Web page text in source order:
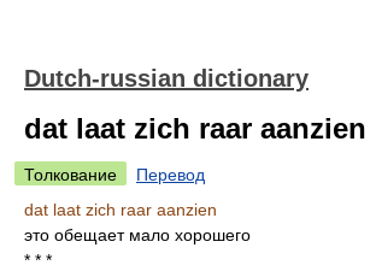
Dutch-russian dictionary
dat laat zich raar aanzien
Толкование
Перевод
dat laat zich raar aanzien
это обещает мало хорошего
* * *